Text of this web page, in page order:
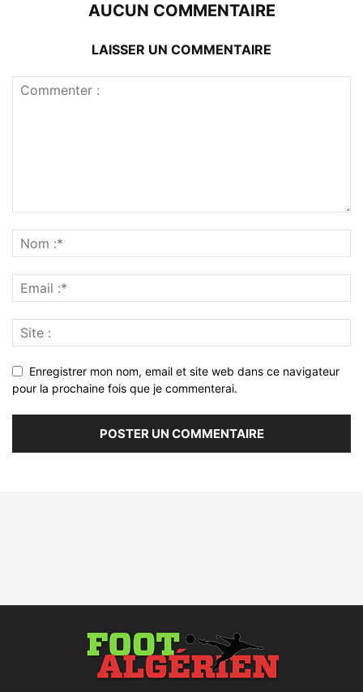
AUCUN COMMENTAIRE
LAISSER UN COMMENTAIRE
Enregistrer mon nom, email et site web dans ce navigateur
pour la prochaine fois que je commenterai.